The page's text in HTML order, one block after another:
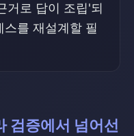
거로 답이 조립'되
를 재설계할 필
검증에서 넘어선